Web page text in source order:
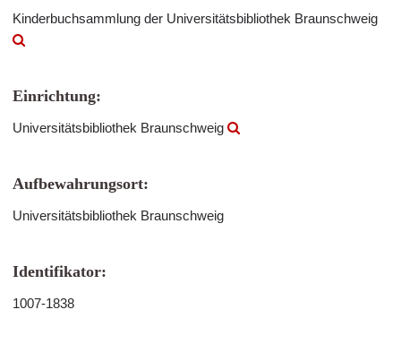
Kinderbuchsammlung der Universitätsbibliothek Braunschweig
Einrichtung:
Universitätsbibliothek Braunschweig
Aufbewahrungsort:
Universitätsbibliothek Braunschweig
Identifikator:
1007-1838